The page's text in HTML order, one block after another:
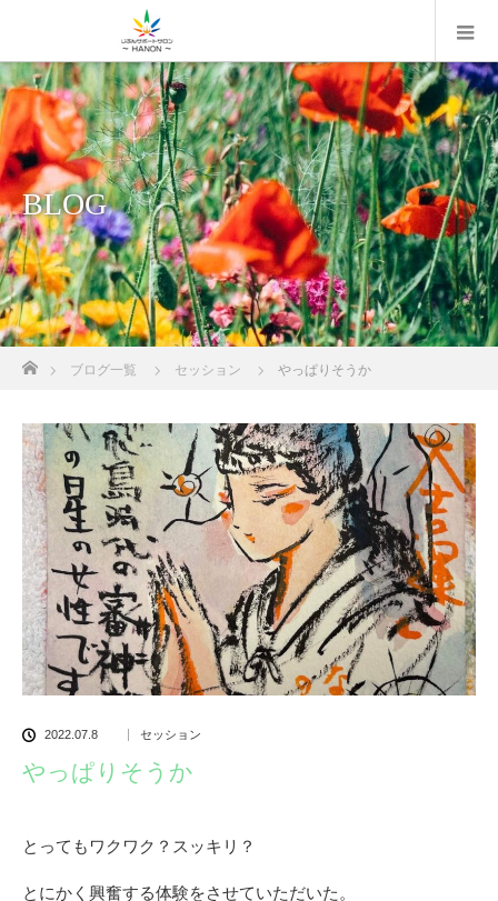
BLOG
ブログ一覧 セッション やっぱりそうか
2022.07.8 セッション
やっぱりそうか
とってもワクワク？スッキリ？
とにかく興奮する体験をさせていただいた。